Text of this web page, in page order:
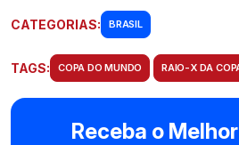
CATEGORIAS: BRASIL
TAGS: COPA DO MUNDO RAIO-X DA
Receba o